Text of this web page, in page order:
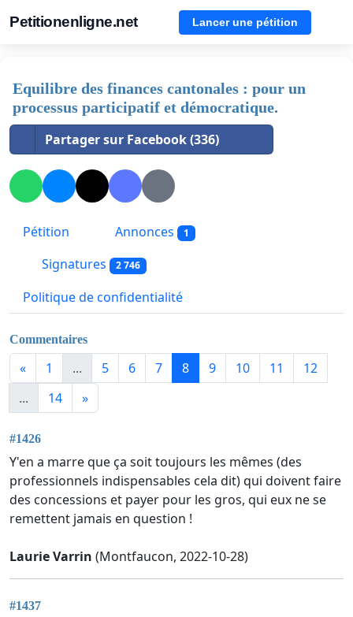
Petitionenligne.net Lancer une pétition
Equilibre des finances cantonales : pour un
processus participatif et démocratique.
Partager sur Facebook (336)
Pétition Annonces 1
Signatures 2 746
Politique de confidentialité
Commentaires
« 1 ... 5 6 7 8 9 10 11
12
...
14 »
#1426
Y'en a marre que ça soit toujours les mêmes (des
professionnels indispensables cela dit) qui doivent faire
des concessions et payer pour les gros, qui eux ne se
remettent jamais en question !
Laurie Varrin (Montfaucon, 2022-10-28)
#1437